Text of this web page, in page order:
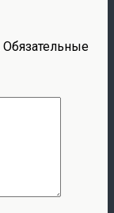
Обязательные